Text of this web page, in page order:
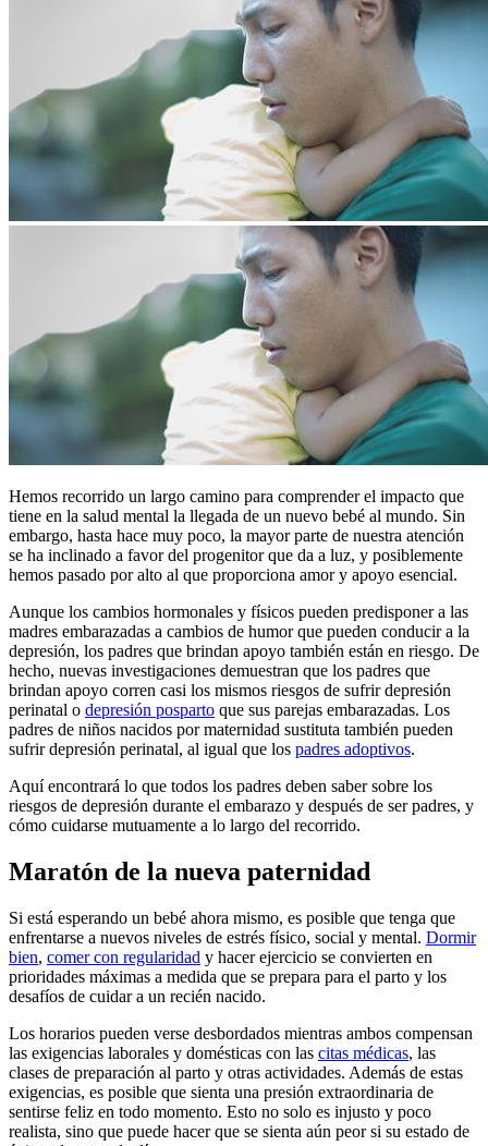
Hemos recorrido un largo camino para comprender el impacto que
tiene en la salud mental la llegada de un nuevo bebé al mundo. Sin
embargo, hasta hace muy poco, la mayor parte de nuestra atención
se ha inclinado a favor del progenitor que da a luz, y posiblemente
hemos pasado por alto al que proporciona amor y apoyo esencial.
Aunque los cambios hormonales y físicos pueden predisponer a las
madres embarazadas a cambios de humor que pueden conducir a la
depresión, los padres que brindan apoyo también están en riesgo. De
hecho, nuevas investigaciones demuestran que los padres que
brindan apoyo corren casi los mismos riesgos de sufrir depresión
perinatal o depresión posparto que sus parejas embarazadas. Los
padres de niños nacidos por maternidad sustituta también pueden
sufrir depresión perinatal, al igual que los padres adoptivos.
Aquí encontrará lo que todos los padres deben saber sobre los
riesgos de depresión durante el embarazo y después de ser padres, y
cómo cuidarse mutuamente a lo largo del recorrido.
Maratón de la nueva paternidad
Si está esperando un bebé ahora mismo, es posible que tenga que
enfrentarse a nuevos niveles de estrés físico, social y mental. Dormir
bien, comer con regularidad y hacer ejercicio se convierten en
prioridades máximas a medida que se prepara para el parto y los
desafíos de cuidar a un recién nacido.
Los horarios pueden verse desbordados mientras ambos compensan
las exigencias laborales y domésticas con las citas médicas, las
clases de preparación al parto y otras actividades. Además de estas
exigencias, es posible que sienta una presión extraordinaria de
sentirse feliz en todo momento. Esto no solo es injusto y poco
realista, sino que puede hacer que se sienta aún peor si su estado de